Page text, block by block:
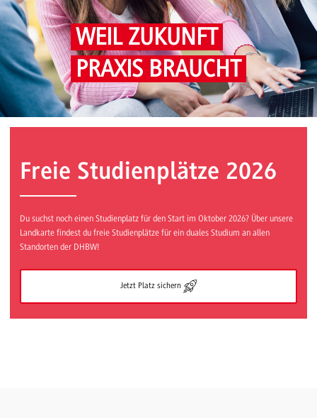
WEIL ZUKUNFT
PRAXIS BRAUCHT
Freie Studienplätze 2026
Du suchst noch einen Studienplatz für den Start im Oktober 2026? Über unsere
Landkarte findest du freie Studienplätze für ein duales Studium an allen
Standorten der DHBW!
Jetzt Platz sichern